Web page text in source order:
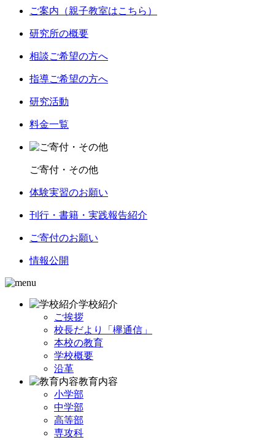
ご案内（親子教室はこちら）
研究所の概要
相談ご希望の方へ
指導ご希望の方へ
研究活動
料金一覧
ご寄付・その他
体験実習のお願い
刊行・書籍・実践報告紹介
ご寄付のお願い
情報公開
学校紹介
ご挨拶
校長だより「欅通信」
本校の教育
学校概要
沿革
教育内容
小学部
中学部
高等部
専攻科